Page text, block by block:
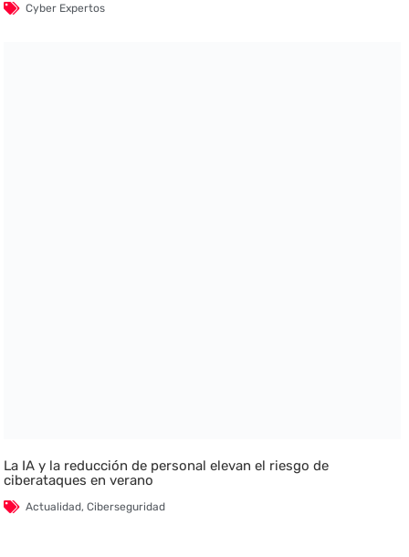
Cyber Expertos
La IA y la reducción de personal elevan el riesgo de
ciberataques en verano
Actualidad,Ciberseguridad